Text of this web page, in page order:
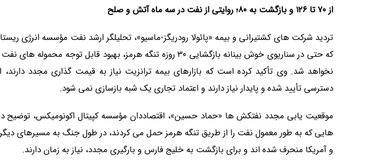
از۷۰تا ۱۲۶ و بازگشت به ۸۰؛ روایتی از نفت در سه ماه آتش و صلح
تردید شرکت های کشتیرانی و بیمه «پائولا رودریگز-ماسیو»، تحلیلگر ارشد نفت مؤسسه انرژی
که حتی در سناریوی خوش بینانه بازگشایی ۳۰ روزه تنگه هرمز، بهبود قابل توجه
نخواهد شد. وی تأکید کرده است که بازارهای بیمه ترانزیت نیاز به قیمت گذاری مجدد دارند،
دسترسی تأیید شده و پایدار نیاز دارند و اعتماد تجاری یک شبه بازسازی نمی شود.
موقعیت یابی مجدد نفتکش ها «حماد حسین»، اقتصاددان مؤسسه کپیتال اکونومیکس، توضیح
هایی که به طور معمول نفت را از طریق تنگه هرمز حمل می کردند، در طول جنگ به مسیرهای
و آمریکا منحرف شده اند و برای بازگشت به خلیج فارس و بارگیری مجدد، نیاز به زمان دارند.